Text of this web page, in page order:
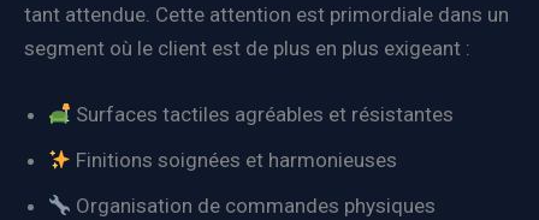
tant attendue. Cette attention est primordiale dans un
segment où le client est de plus en plus exigeant :
Surfaces tactiles agréables et résistantes
Finitions soignées et harmonieuses
Organisation de commandes physiques